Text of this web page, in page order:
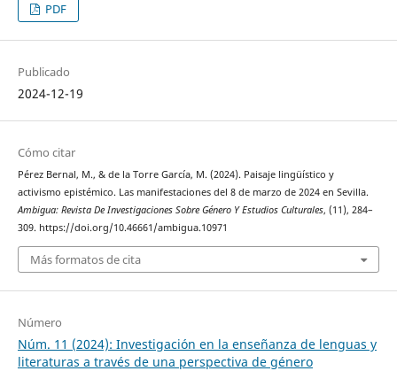
PDF
Publicado
2024-12-19
Cómo citar
Pérez Bernal, M., & de la Torre García, M. (2024). Paisaje lingüístico y
activismo epistémico. Las manifestaciones del 8 de marzo de 2024 en Sevilla.
Ambigua: Revista De Investigaciones Sobre Género Y Estudios Culturales, (11), 284–
309. https://doi.org/10.46661/ambigua.10971
Más formatos de cita
Número
Núm. 11 (2024): Investigación en la enseñanza de lenguas y
literaturas a través de una perspectiva de género